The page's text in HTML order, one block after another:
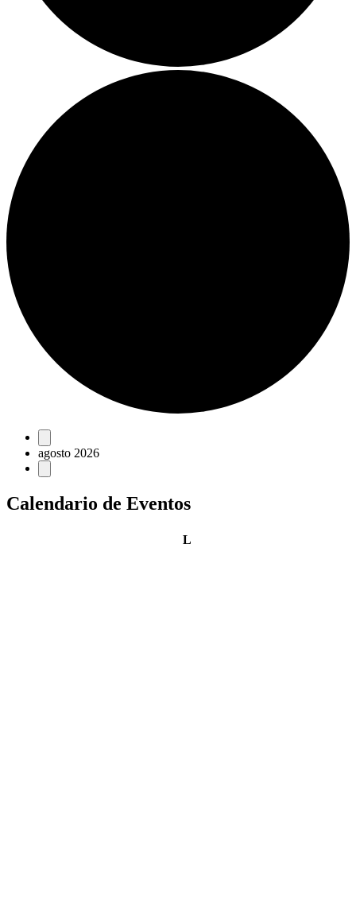
Eventos
agosto 2026
Calendario de Eventos
Llunes